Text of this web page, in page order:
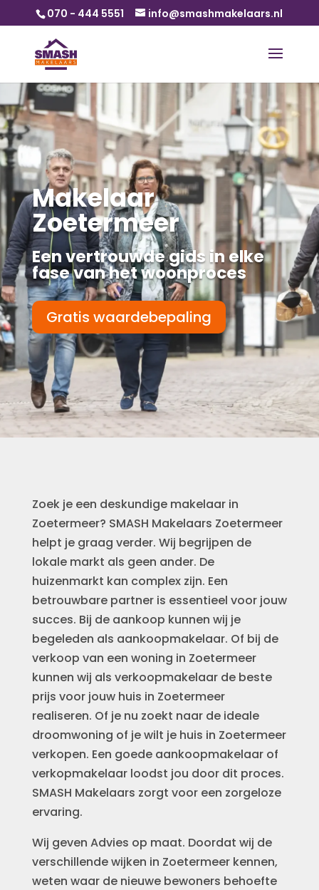
070 - 444 5551 info@smashmakelaars.nl
Makelaar
Zoetermeer
Een vertrouwde gids in elke
fase van het woonproces
Gratis waardebepaling
Zoek je een deskundige makelaar in
Zoetermeer? SMASH Makelaars Zoetermeer
helpt je graag verder. Wij begrijpen de
lokale markt als geen ander. De
huizenmarkt kan complex zijn. Een
betrouwbare partner is essentieel voor jouw
succes. Bij de aankoop kunnen wij je
begeleden als aankoopmakelaar. Of bij de
verkoop van een woning in Zoetermeer
kunnen wij als verkoopmakelaar de beste
prijs voor jouw huis in Zoetermeer
realiseren. Of je nu zoekt naar de ideale
droomwoning of je wilt je huis in Zoetermeer
verkopen. Een goede aankoopmakelaar of
verkopmakelaar loodst jou door dit proces.
SMASH Makelaars zorgt voor een zorgeloze
ervaring.
Wij geven Advies op maat. Doordat wij de
verschillende wijken in Zoetermeer kennen,
weten waar de nieuwe bewoners behoefte